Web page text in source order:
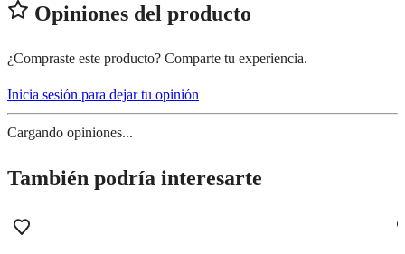
Opiniones del producto
¿Compraste este producto? Comparte tu experiencia.
Inicia sesión para dejar tu opinión
Cargando opiniones...
También podría interesarte